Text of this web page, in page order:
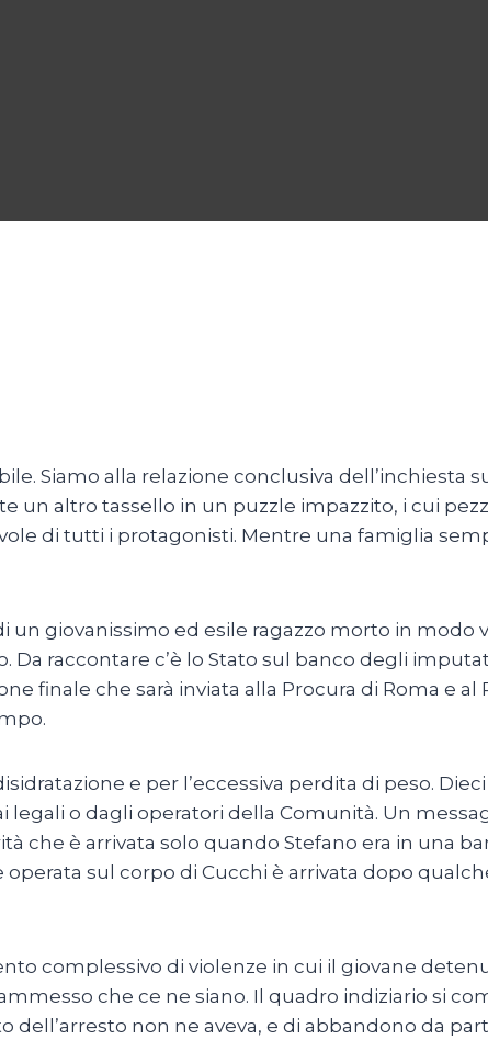
Siamo alla relazione conclusiva dell’inchiesta
un altro tassello in un puzzle impazzito, i cui
di tutti i protagonisti. Mentre una famiglia
giovanissimo ed esile ragazzo morto in modo
raccontare c’è lo Stato sul banco degli
finale che sarà inviata alla Procura di Roma e al
e per l’eccessiva perdita di peso.
o dagli operatori della Comunità. Un
è arrivata solo quando Stefano era in una
sul corpo di Cucchi è arrivata dopo
complessivo di violenze in cui il giovane
che ce ne siano. Il quadro indiziario si
non ne aveva, e di abbandono da